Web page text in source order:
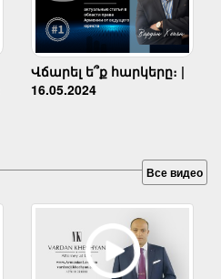
Վճարել ե՞ք հարկերը։ |
16.05.2024
Все видео